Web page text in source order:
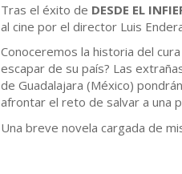
Tras el éxito de DESDE EL
al cine por el director Luis
Conoceremos la historia del
escapar de su país? Las
de Guadalajara (México)
afrontar el reto de salvar a una
Una breve novela cargada de